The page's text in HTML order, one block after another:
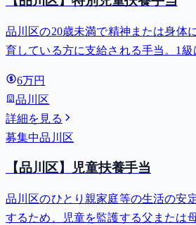
品川区の20歳未満で精神または身体
育している方に支給される手当。1級
6万円
品川区
詳細を見る
募集中品川区
【品川区】児童扶養手当
品川区のひとり親家庭等の生活の安
するため、児童を監護する父または